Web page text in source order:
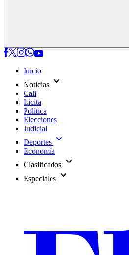
Inicio
Noticias expand_more
Cali
Licita
Política
Elecciones
Judicial
Deportes expand_more
Economía
Clasificados expand_more
Especiales expand_more